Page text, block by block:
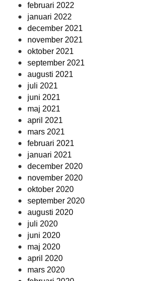
februari 2022
januari 2022
december 2021
november 2021
oktober 2021
september 2021
augusti 2021
juli 2021
juni 2021
maj 2021
april 2021
mars 2021
februari 2021
januari 2021
december 2020
november 2020
oktober 2020
september 2020
augusti 2020
juli 2020
juni 2020
maj 2020
april 2020
mars 2020